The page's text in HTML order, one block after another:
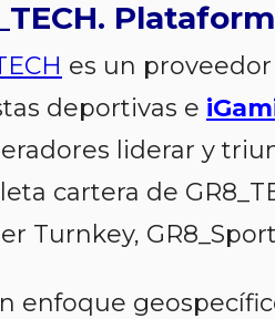
es un
deportivas e
liderar y
cartera de
Turnkey,
enfoque